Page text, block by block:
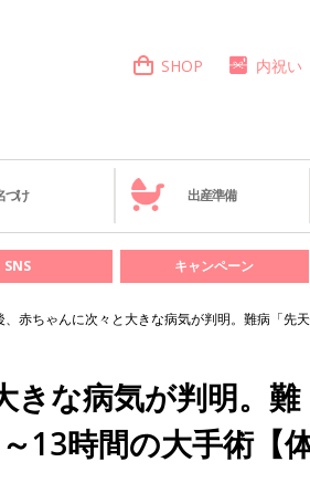
SHOP 内祝い
づけ 出産準備
SNS キャンペーン
、赤ちゃんに次々と大きな病気が判明。難病「先
きな病気が判明。難
13時間の大手術【